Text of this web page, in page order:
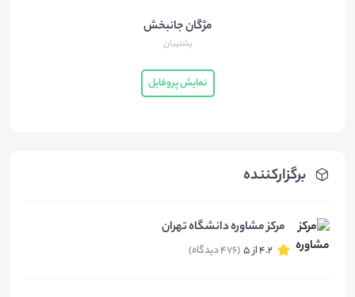
برگزارکننده
مرکز مشاوره دانشگاه تهران
4.2 از 5 (476 دیدگاه)
مژگان جانبخش
پشتیبان
نمایش پروفایل